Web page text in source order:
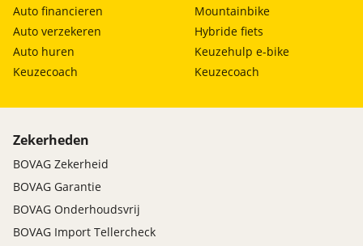
Auto financieren
Auto verzekeren
Auto huren
Keuzecoach
Mountainbike
Hybride fiets
Keuzehulp e-bike
Keuzecoach
Zekerheden
BOVAG Zekerheid
BOVAG Garantie
BOVAG Onderhoudsvrij
BOVAG Import Tellercheck